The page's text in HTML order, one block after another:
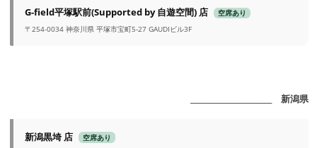
G-field平塚駅前(Supported by 自遊空間) 店
空席あり
〒254-0034 神奈川県 平塚市宝町5-27 GAUDIビル3F
_______________________ 新潟県
新潟黒埼 店
空席あり